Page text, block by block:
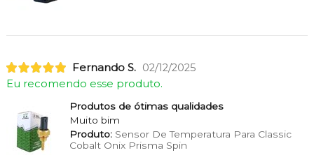
Fernando S. 02/12/2025
Eu recomendo esse produto.
Produtos de ótimas qualidades
Muito bim
Produto:Sensor De Temperatura Para Classic
Cobalt Onix Prisma Spin